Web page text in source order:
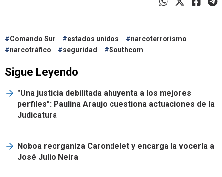
Comando Sur estados unidos
narcoterrorismo
narcotráfico
seguridad Southcom
Sigue Leyendo
"Una justicia debilitada ahuyenta a los mejores
perfiles": Paulina Araujo cuestiona actuaciones de la
Judicatura
Noboa reorganiza Carondelet y encarga la vocería a
José Julio Neira